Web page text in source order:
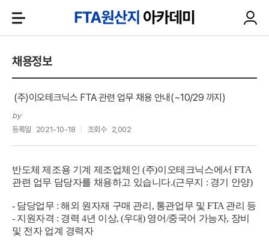
채용정보
(주)이오테크닉스 FTA 관련 업무 채용 안내(~10/29 까지)
by
등록일
2021-10-18 조회수 2,002
반도체 제조용 기계 제조업체인 (주)이오테크닉스에서 FTA
관련 업무 담당자를 채용하고 있습니다.(근무지 : 경기 안양)
- 담당업무 : 해외 원자재 구매 관리, 통관업무 및 FTA 관리 등
- 지원자격 : 경력 4년 이상, (우대) 영어/중국어 가능자, 장비
및 전자 업계 경력자